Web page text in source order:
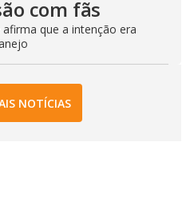
com fãs
que a intenção era
NOTÍCIAS